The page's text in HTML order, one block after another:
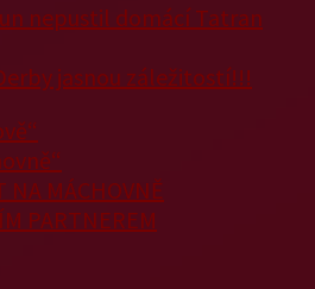
nepustil domácí Tatran
jasnou záležitostí!!!
NA MÁCHOVNĚ
PARTNEREM